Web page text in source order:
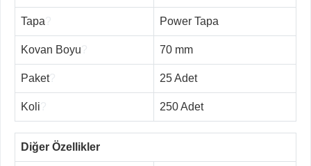
Tapa Power Tapa
Kovan Boyu 70 mm
Paket? 25 Adet
Koli 250 Adet
Diğer Özellikler